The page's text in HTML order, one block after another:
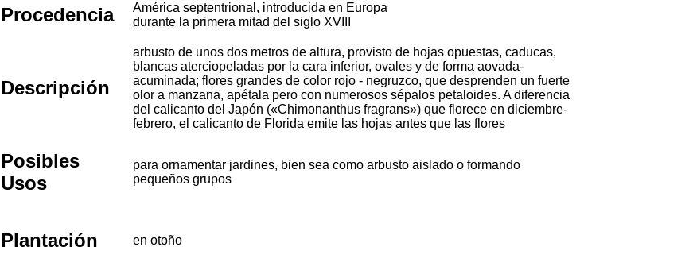
Procedencia
América septentrional, introducida en Europa
durante la primera mitad del siglo XVIII
Descripción
arbusto de unos dos metros de altura, provisto de hojas opuestas, caducas,
blancas aterciopeladas por la cara inferior, ovales y de forma aovada-
acuminada; flores grandes de color rojo - negruzco, que desprenden un fuerte
olor a manzana, apétala pero con numerosos sépalos petaloides. A diferencia
del calicanto del Japón («Chimonanthus fragrans») que florece en diciembre-
febrero, el calicanto de Florida emite las hojas antes que las flores
Posibles
Usos
para ornamentar jardines, bien sea como arbusto aislado o formando
pequeños grupos
Plantación en otoño